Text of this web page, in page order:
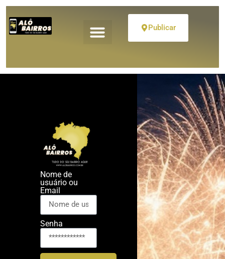
Publicar
Nome de
usuário ou
Email
Senha